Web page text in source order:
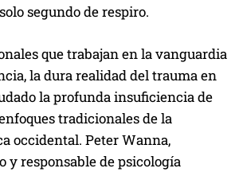
segundo de respiro.
que trabajan en la vanguardia
la dura realidad del trauma en
la profunda insuficiencia de
tradicionales de la
occidental. Peter Wanna,
y responsable de psicología